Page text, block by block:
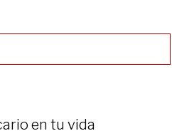
en tu vida